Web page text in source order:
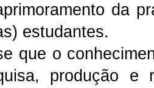
da
estudantes.
que o
produção